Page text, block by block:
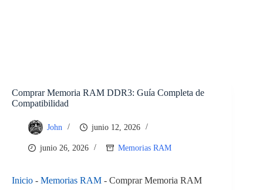
Comprar Memoria RAM DDR3: Guía Completa de
Compatibilidad
John junio 12, 2026
junio 26, 2026 Memorias RAM
Inicio - Memorias RAM - Comprar Memoria RAM